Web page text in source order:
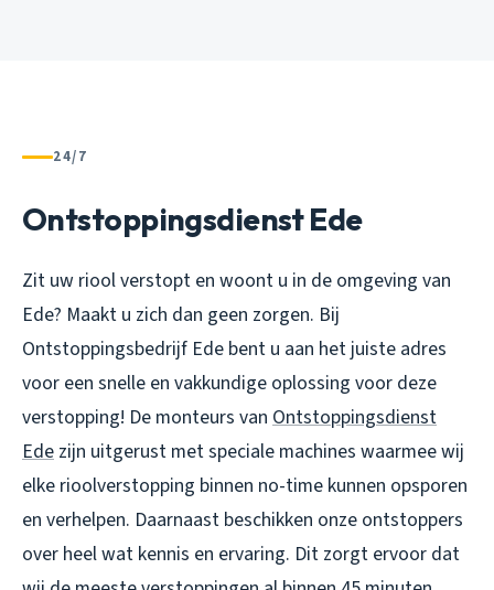
24/7
Ontstoppingsdienst Ede
Zit uw riool verstopt en woont u in de omgeving van
Ede? Maakt u zich dan geen zorgen. Bij
Ontstoppingsbedrijf Ede bent u aan het juiste adres
voor een snelle en vakkundige oplossing voor deze
verstopping! De monteurs van Ontstoppingsdienst
Ede zijn uitgerust met speciale machines waarmee wij
elke rioolverstopping binnen no-time kunnen opsporen
en verhelpen. Daarnaast beschikken onze ontstoppers
over heel wat kennis en ervaring. Dit zorgt ervoor dat